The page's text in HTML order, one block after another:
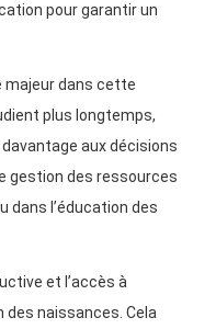
pour garantir un
majeur dans cette
plus longtemps,
aux décisions
gestion des ressources
dans l’éducation des
et l’accès à
des naissances. Cela